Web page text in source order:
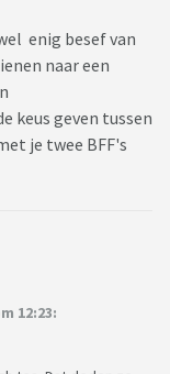
enig besef van
naar een
keus geven tussen
je twee BFF's
12:23: